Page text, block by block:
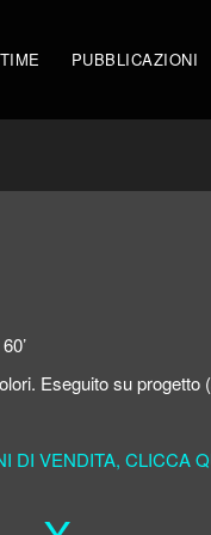
PUBBLICAZIONI
Eseguito su progetto
DI VENDITA, CLICCA